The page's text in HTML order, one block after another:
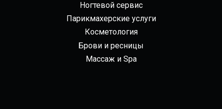
Ногтевой сервис
Парикмахерские услуги
Косметология
Брови и ресницы
Массаж и Spa